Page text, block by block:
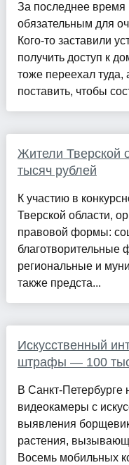
За последнее время
обязательным для
Кого-то заставили
получить доступ к
тоже переехал туда,
поставить, чтобы
Жители Тверской
тысяч рублей
К участию в
Тверской области,
правовой формы:
региональные и
также предста...
Искусственный
штрафы — 100
В Санкт-Петербурге
видеокамеры с
выявления
растения,
Восемь мобильных